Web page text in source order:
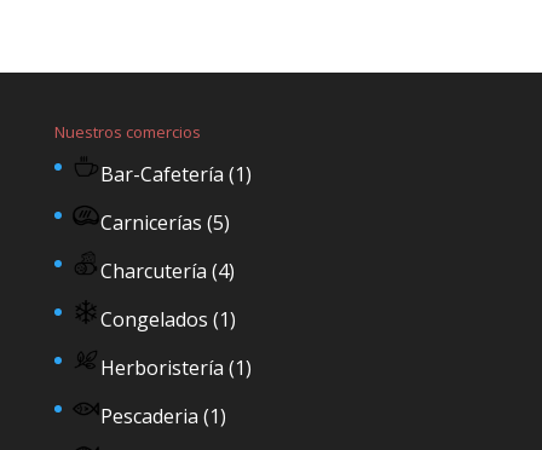
Nuestros comercios
Bar-Cafetería (1)
Carnicerías (5)
Charcutería (4)
Congelados (1)
Herboristería (1)
Pescaderia (1)